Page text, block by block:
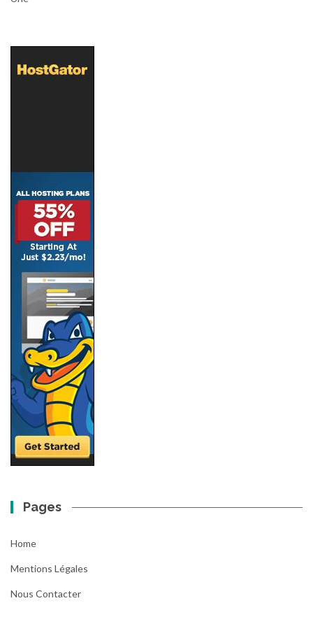
Pages
Home
Mentions Légales
Nous Contacter